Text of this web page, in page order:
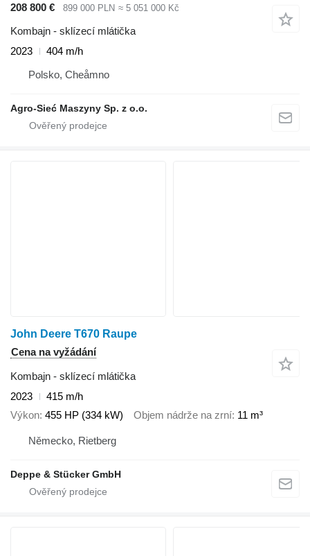
208 800 €
899 000 PLN ≈ 5 051 000 Kč
Kombajn - sklízecí mlátička
2023
404 m/h
Polsko, Cheåmno
Agro-Sieć Maszyny Sp. z o.o.
John Deere T670 Raupe
Cena na vyžádání
Kombajn - sklízecí mlátička
2023
415 m/h
Výkon 455 HP (334 kW) Objem nádrže na zrní 11 m³
Německo, Rietberg
Deppe & Stücker GmbH